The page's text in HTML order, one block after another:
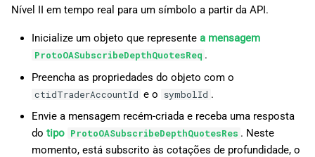
Nível II em tempo real para um símbolo a partir da API.
Inicialize um objeto que represente a mensagem
ProtoOASubscribeDepthQuotesReq .
Preencha as propriedades do objeto com o
ctidTraderAccountId e o symbolId .
Envie a mensagem recém-criada e receba uma resposta
do tipo ProtoOASubscribeDepthQuotesRes . Neste
momento, está subscrito às cotações de profundidade, o